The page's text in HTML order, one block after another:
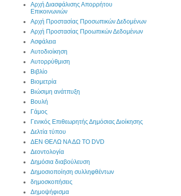
Αρχή Διασφάλισης Απορρήτου
Επικοινωνιών
Αρχή Προστασίας Προσωπικών Δεδομένων
Αρχή Προστασίας Προωπικών Δεδομένων
Ασφάλεια
Αυτοδιοίκηση
Αυτορρύθμιση
Βιβλίο
Βιομετρία
Βιώσιμη ανάτπυξη
Βουλή
Γάμος
Γενικός Επιθεωρητής Δημόσιας Διοίκησης
Δελτία τύπου
ΔΕΝ ΘΕΛΩ ΝΑ ΔΩ ΤΟ DVD
Δεοντολογία
Δημόσια διαβούλευση
Δημοσιοποίηση συλληφθέντων
δημοσκοπήσεις
Δημοψήφισμα